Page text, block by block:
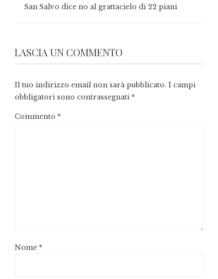
San Salvo dice no al grattacielo di 22 piani
LASCIA UN COMMENTO
Il tuo indirizzo email non sarà pubblicato. I campi
obbligatori sono contrassegnati *
Commento *
Nome *